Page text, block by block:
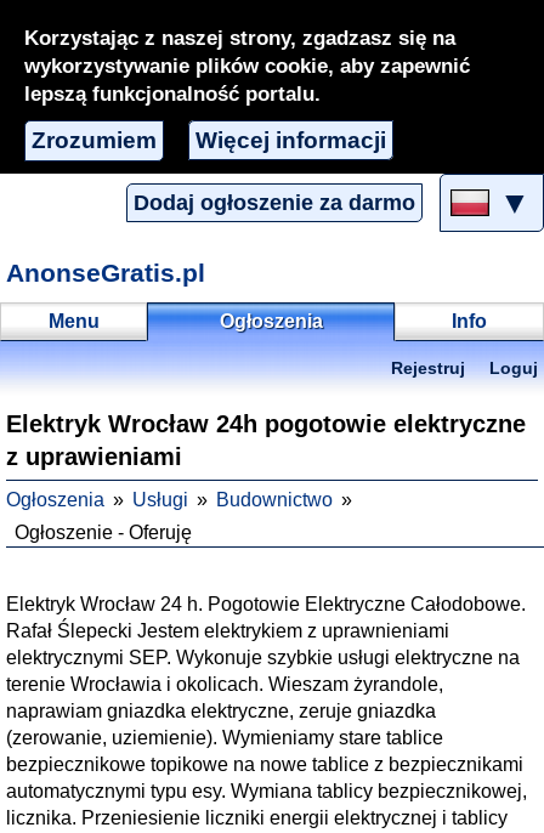
Korzystając z naszej strony, zgadzasz się na
wykorzystywanie plików cookie, aby zapewnić
lepszą funkcjonalność portalu.
Zrozumiem Więcej informacji
Dodaj ogłoszenie za darmo ▼
AnonseGratis.pl
Menu Ogłoszenia Info
Rejestruj Loguj
Elektryk Wrocław 24h pogotowie elektryczne
z uprawieniami
Ogłoszenia Usługi
Budownictwo
Ogłoszenie - Oferuję
Elektryk Wrocław 24 h. Pogotowie Elektryczne Całodobowe.
Rafał Ślepecki Jestem elektrykiem z uprawnieniami
elektrycznymi SEP. Wykonuje szybkie usługi elektryczne na
terenie Wrocławia i okolicach. Wieszam żyrandole,
naprawiam gniazdka elektryczne, zeruje gniazdka
(zerowanie, uziemienie). Wymieniamy stare tablice
bezpiecznikowe topikowe na nowe tablice z bezpiecznikami
automatycznymi typu esy. Wymiana tablicy bezpiecznikowej,
licznika. Przeniesienie liczniki energii elektrycznej i tablicy